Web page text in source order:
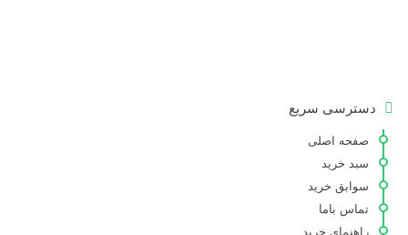
دسترسی سریع
صفحه اصلی
سبد خرید
سوابق خرید
تماس باما
راهنمای خرید